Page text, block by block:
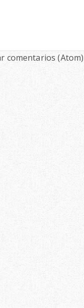
comentarios (Atom)